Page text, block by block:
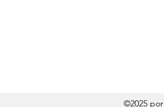
©2025 por